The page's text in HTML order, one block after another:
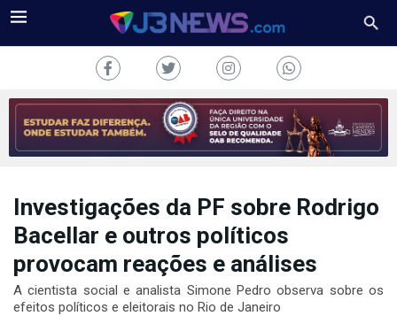
J3NEWS
COLUNAS
Investigações da PF sobre Rodrigo
Bacellar e outros políticos
provocam reações e análises
A cientista social e analista Simone Pedro observa sobre os
efeitos políticos e eleitorais no Rio de Janeiro